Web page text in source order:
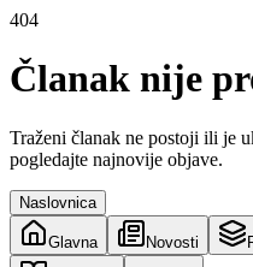
404
Članak nije
Traženi članak ne postoji ili je
pogledajte najnovije objave.
Naslovnica
Glavna Novosti